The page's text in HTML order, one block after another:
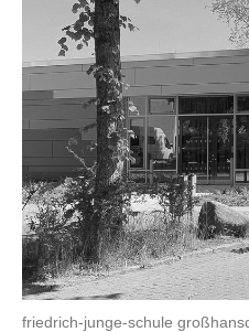
friedrich-junge-schule